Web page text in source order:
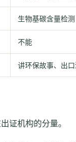
生物基碳含量检测
不能
讲环保故事、出
证机构的分量。